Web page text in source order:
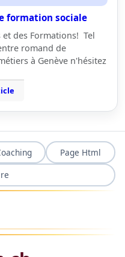
formation sociale
et des Formations! Tel
romand de
à Genève n'hésitez
Page Html